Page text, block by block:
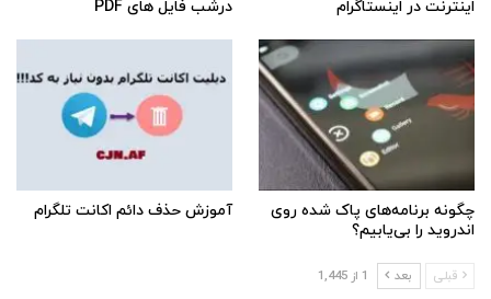
اینترنت در اینستاگرام
درشب فایل های PDF
چگونه برنامه‌های پاک شده روی
اندروید را بی‌یابیم؟
آموزش حذف دائم اکانت تلگرام
قبلی بعد 1 از 1,445